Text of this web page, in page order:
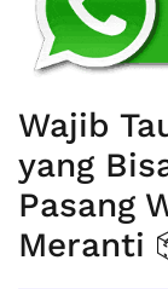
Wajib
yang
Pasang
Meranti